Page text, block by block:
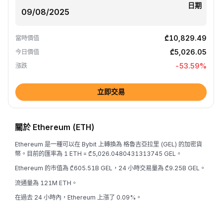
日期
當時價值 ₾10,829.49
今日價值 ₾5,026.05
漲跌 -53.59%
立即交易
關於 Ethereum (ETH)
Ethereum 是一種可以在 Bybit 上轉換為 格魯吉亞拉里 (GEL) 的加密貨
幣。目前的匯率為 1 ETH = ₾5,026.0480431313745 GEL。
Ethereum 的市值為 ₾605.51B GEL，24 小時交易量為 ₾9.25B GEL。
流通量為 121M ETH。
在過去 24 小時內，Ethereum 上漲了 0.09%。